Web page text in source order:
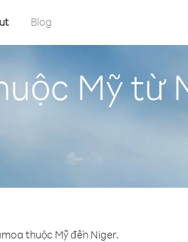
Blog
Mỹ từ
thuộc Mỹ đến Niger.